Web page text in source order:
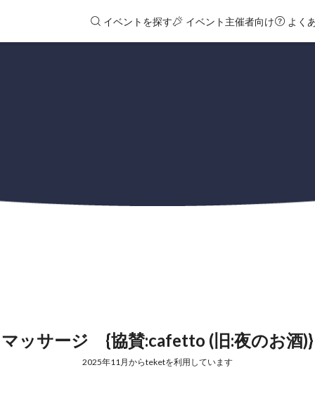
イベントを探す イベント主催者向け よく
マッサージ {協賛:cafetto (旧:夜のお酒)}
2025年11月からteketを利用しています